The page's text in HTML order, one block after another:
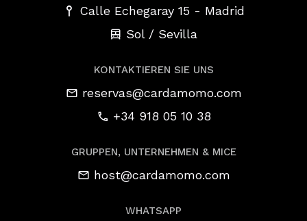
Calle Echegaray 15 - Madrid
Sol / Sevilla
KONTAKTIEREN SIE UNS
reservas@cardamomo.com
+34 918 05 10 38
GRUPPEN, UNTERNEHMEN & MICE
host@cardamomo.com
WHATSAPP